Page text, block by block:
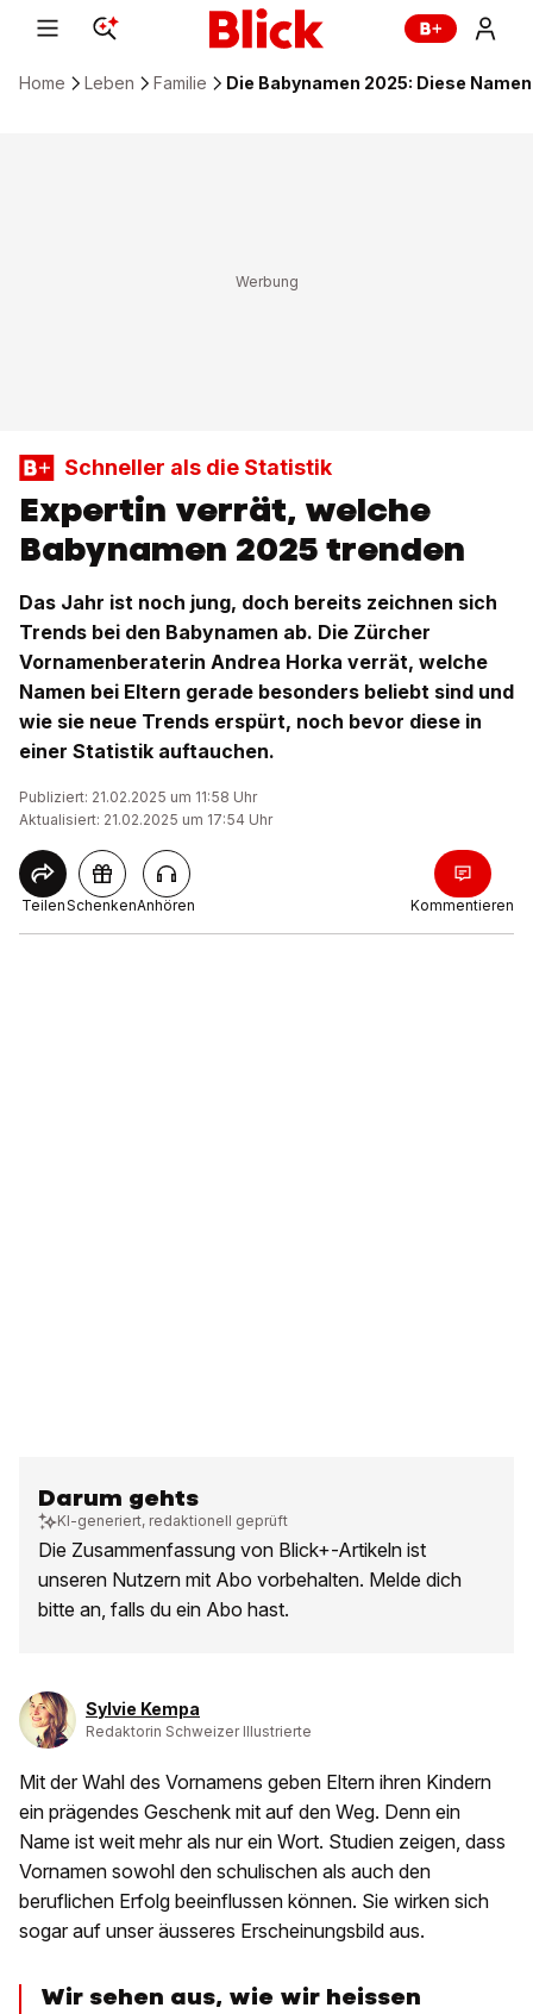
Home Leben Familie Die Babynamen 2025: Diese
Schneller als die Statistik
Expertin verrät, welche
Babynamen 2025 trenden
Das Jahr ist noch jung, doch bereits zeichnen sich
Trends bei den Babynamen ab. Die Zürcher
Vornamenberaterin Andrea Horka verrät, welche
Namen bei Eltern gerade besonders beliebt sind und
wie sie neue Trends erspürt, noch bevor diese in
einer Statistik auftauchen.
Publiziert: 21.02.2025 um 11:58 Uhr
Aktualisiert: 21.02.2025 um 17:54 Uhr
TeilenSchenkenAnhören Kommentieren
Darum gehts
KI-generiert, redaktionell geprüft
Die Zusammenfassung von Blick+-Artikeln ist
unseren Nutzern mit Abo vorbehalten. Melde dich
bitte an, falls du ein Abo hast.
Sylvie Kempa
Redaktorin Schweizer Illustrierte
Mit der Wahl des Vornamens geben Eltern ihren Kindern
ein prägendes Geschenk mit auf den Weg. Denn ein
Name ist weit mehr als nur ein Wort. Studien zeigen, dass
Vornamen sowohl den schulischen als auch den
beruflichen Erfolg beeinflussen können. Sie wirken sich
sogar auf unser äusseres Erscheinungsbild aus.
Wir sehen aus, wie wir heissen